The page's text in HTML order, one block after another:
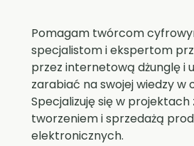
Pomagam twórcom
specjalistom i ekspertom
przez internetową dżunglę i
zarabiać na swojej wiedzy w
Specjalizuję się w projektach
tworzeniem i sprzedażą
elektronicznych.